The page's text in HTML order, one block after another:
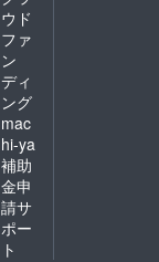
ウド
ファ
ン
ディ
ング
mac
hi-ya
補助
金申
請サ
ポー
ト